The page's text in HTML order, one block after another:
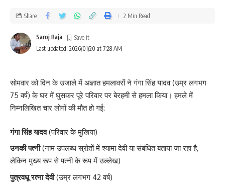
Last updated: 2026/01/20 at 7:28 AM
Saroj Raja
Share 2 Min Read
सोमवार को दिन के उजाले में अज्ञात हमलावरों ने गंगा सिंह यादव (उम्र लगभग
75 वर्ष) के घर में घुसकर पूरे परिवार पर बेरहमी से हमला किया। हमले में
निम्नलिखित चार लोगों की मौत हो गई:
गंगा सिंह यादव(परिवार के मुखिया)
उनकी पत्नी(नाम उपलब्ध स्रोतों में श्यामा देवी या संबंधित बताया जा रहा है,
लेकिन मुख्य रूप से पत्नी के रूप में उल्लेख)
पुत्रवधू रत्ना देवी(उम्र लगभग 42 वर्ष)